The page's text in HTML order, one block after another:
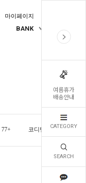
여름휴가
배송안내
CATEGORY
SEARCH
마이페이지
BANK
77+ 코디템 오늘발송